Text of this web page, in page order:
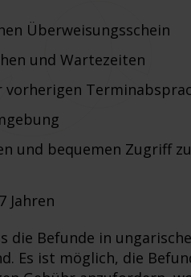
Überweisungsschein
und Wartezeiten
vorherigen
und bequemen Zugriff
Jahren
die Befunde in
Es ist möglich, die